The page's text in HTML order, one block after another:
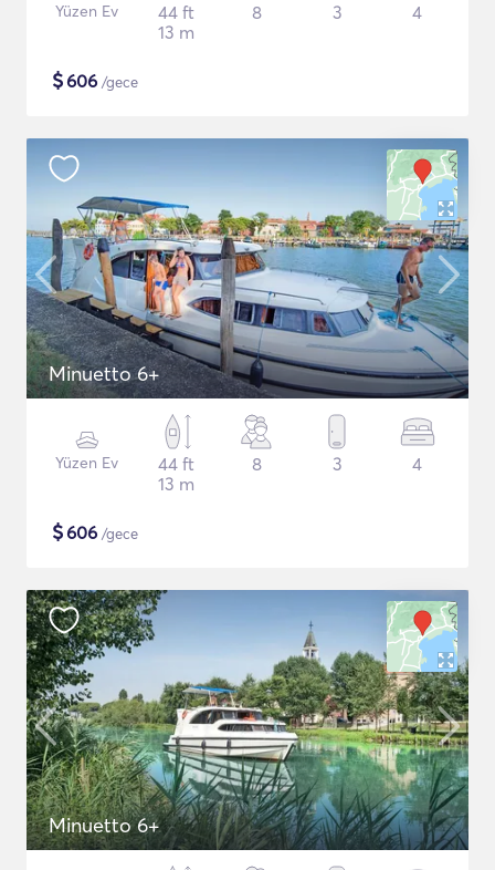
Yüzen Ev
44 ft
13 m
8 3 4
$606 /gece
Minuetto 6+
Yüzen Ev
44 ft
13 m
8 3 4
$606 /gece
Minuetto 6+